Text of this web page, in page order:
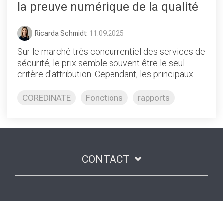
la preuve numérique de la qualité
Ricarda Schmidt: 11.09.2025
Sur le marché très concurrentiel des services de
sécurité, le prix semble souvent être le seul
critère d'attribution. Cependant, les principaux...
COREDINATE Fonctions rapports
CONTACT